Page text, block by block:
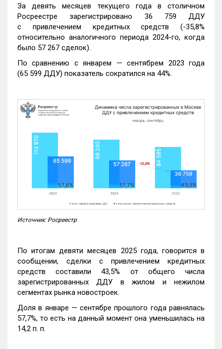
За девять месяцев текущего года в столичном
Росреестре зарегистрировано 36 759 ДДУ
с привлечением кредитных средств (-35,8%
относительно аналогичного периода 2024-го, когда
было 57 267 сделок).
По сравнению с январем — сентябрем 2023 года
(65 599 ДДУ) показатель сократился на 44%.
Источник: Росреестр
По итогам девяти месяцев 2025 года, говорится в
сообщении, сделки с привлечением кредитных
средств составили 43,5% от общего числа
зарегистрированных ДДУ в жилом и нежилом
сегментах рынка новостроек.
Доля в январе — сентябре прошлого года равнялась
57,7%, то есть на данный момент она уменьшилась на
14,2 п. п.